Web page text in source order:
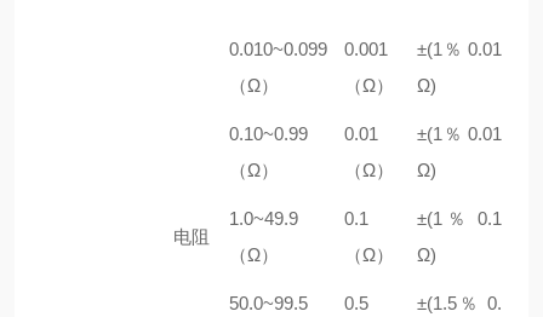
电阻
0.010~0.099
（Ω）
0.001
（Ω）
±(1％ 0.01
Ω)
0.10~0.99
（Ω）
0.01
（Ω）
±(1％ 0.01
Ω)
1.0~49.9
（Ω）
0.1
（Ω）
±(1％ 0.1
Ω)
50.0~99.5
0.5
±(1.5％ 0.